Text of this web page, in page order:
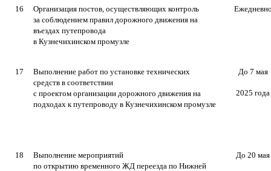
16
Организация постов, осуществляющих контроль
за соблюдением правил дорожного движения на
въездах путепровода
в Кузнечихинском промузле
17
Выполнение работ по установке технических
средств в соответствии
с проектом организации дорожного движения на
подходах к путепроводу в Кузнечихинском промузле
До 7 мая
2025 года
18
Выполнение мероприятий
по открытию временного ЖД переезда по Нижней
До 20 мая